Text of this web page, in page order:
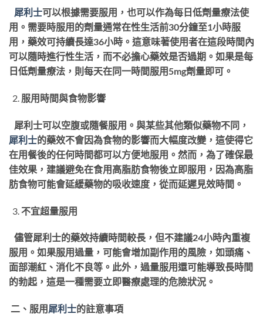
犀利士可以根據需要服用，也可以作為每日低劑量療法使
用。需要時服用的劑量通常在性生活前30分鐘至1小時服
用，藥效可持續長達36小時。這意味著使用者在這段時間內
可以隨時進行性生活，而不必擔心藥效是否過期。如果是每
日低劑量療法，則每天在同一時間服用5mg劑量即可。
服用時間與食物影響
犀利士可以空腹或隨餐服用。與某些其他類似藥物不同，
犀利士的藥效不會因為食物的影響而大幅度改變，這使得它
在用餐後的任何時間都可以方便地服用。然而，為了確保最
佳效果，建議避免在食用高脂肪食物後立即服用，因為高脂
肪食物可能會延緩藥物的吸收速度，從而延遲見效時間。
不宜超量服用
儘管犀利士的藥效持續時間較長，但不建議24小時內重複
服用。如果服用過量，可能會增加副作用的風險，如頭痛、
面部潮紅、消化不良等。此外，過量服用還可能導致長時間
的勃起，這是一種需要立即醫療處理的危險狀況。
二、服用 犀利士的註意事項